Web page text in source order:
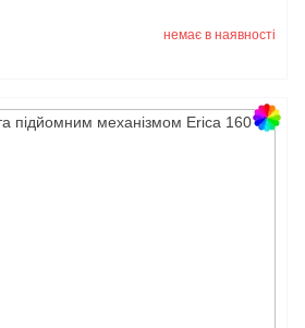
немає в наявності